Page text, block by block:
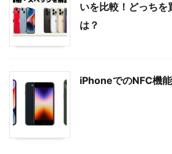
いを比較！どっち
は？
iPhoneでのNFC機